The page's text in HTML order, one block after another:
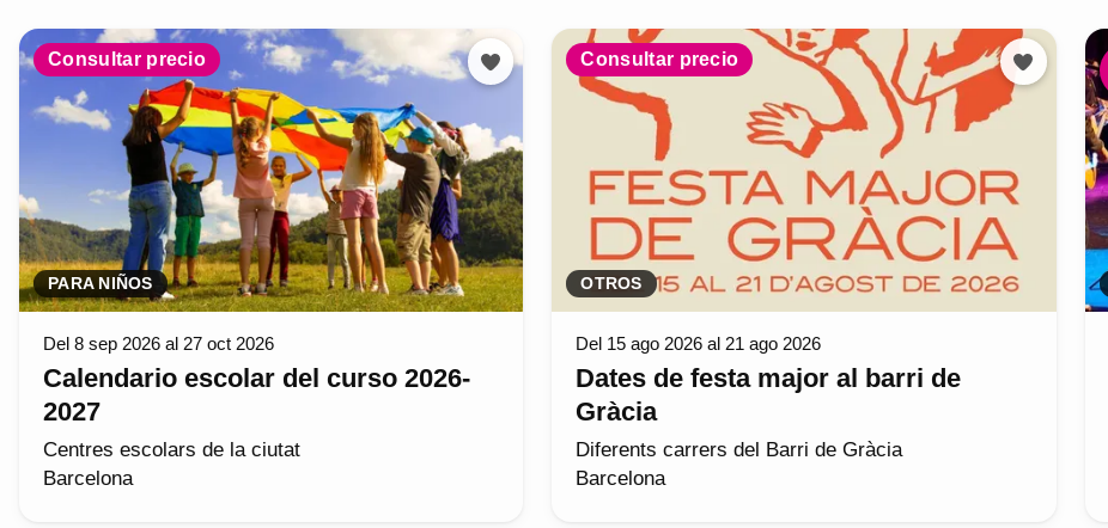
Consultar precio
PARA NIÑOS
Del 8 sep 2026 al 27 oct 2026
Calendario escolar del curso 2026-
2027
Centres escolars de la ciutat
Barcelona
Consultar precio
OTROS
Del 15 ago 2026 al 21 ago 2026
Dates de festa major al barri de
Gràcia
Diferents carrers del Barri de Gràcia
Barcelona